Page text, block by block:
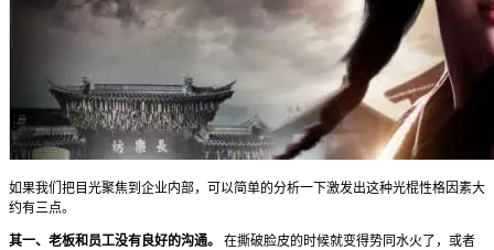
如果我们把目光聚焦到企业内部，可以简单的分析一下激发出这种光棍性格因素大
约有三点。
其一、老板和员工没有良好的沟通。
在撕破脸皮的时候就变得势同水火了，或者